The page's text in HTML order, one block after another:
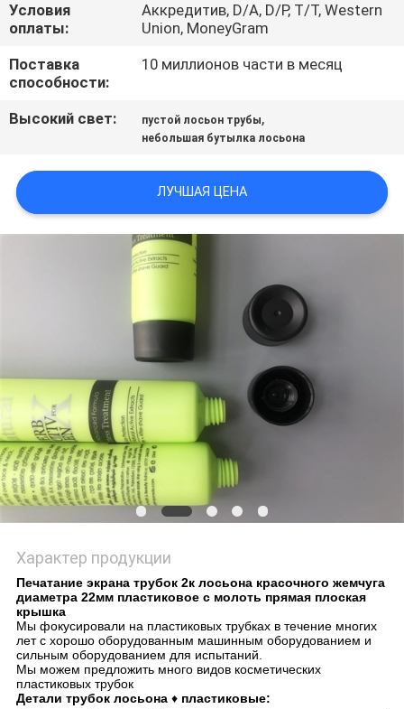
СПРОСИТЕ
ЦИТАТУ
COMPANY
КАРТА
САЙТА
Условия
оплаты:
Аккредитив, D/A, D/P, T/T, Western
Union, MoneyGram
Поставка
способности:
10 миллионов части в месяц
Высокий свет: пустой лосьон трубы,
небольшая бутылка лосьона
ЛУЧШАЯ ЦЕНА
Характер продукции
Печатание экрана трубок 2к лосьона красочного жемчуга
диаметра 22мм пластиковое с молоть прямая плоская
крышка
Мы фокусировали на пластиковых трубках в течение многих
лет с хорошо оборудованным машинным оборудованием и
сильным оборудованием для испытаний.
Мы можем предложить много видов косметических
пластиковых трубок
Детали трубок лосьона♦ пластиковые: